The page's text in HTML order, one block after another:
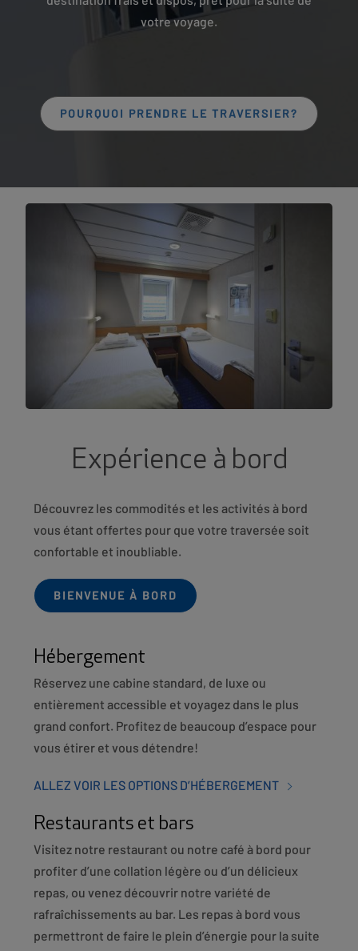
votre voyage.
POURQUOI PRENDRE LE TRAVERSIER?
Expérience à bord
Découvrez les commodités et les activités à bord
vous étant offertes pour que votre traversée soit
confortable et inoubliable.
BIENVENUE À BORD
Hébergement
Réservez une cabine standard, de luxe ou
entièrement accessible et voyagez dans le plus
grand confort. Profitez de beaucoup d’espace pour
vous étirer et vous détendre!
ALLEZ VOIR LES OPTIONS D’HÉBERGEMENT
Restaurants et bars
Visitez notre restaurant ou notre café à bord pour
profiter d’une collation légère ou d’un délicieux
repas, ou venez découvrir notre variété de
rafraîchissements au bar. Les repas à bord vous
permettront de faire le plein d’énergie pour la suite